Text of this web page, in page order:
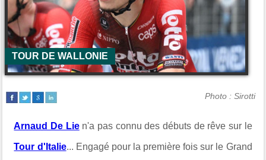
TOUR DE WALLONIE
Photo : Sirotti
Arnaud De Lie n'a pas connu des débuts de rêve sur le
Tour d'Italie... Engagé pour la première fois sur le Grand